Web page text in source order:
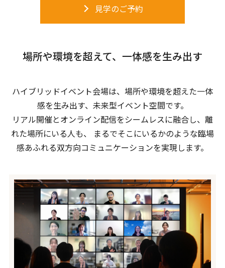
見学のご予約
場所や環境を超えて、一体感を生み出す
ハイブリッドイベント会場は、場所や環境を超えた一体
感を生み出す、未来型イベント空間です。
リアル開催とオンライン配信をシームレスに融合し、離
れた場所にいる人も、
まるでそこにいるかのような臨場
感あふれる双方向コミュニケーションを実現します。